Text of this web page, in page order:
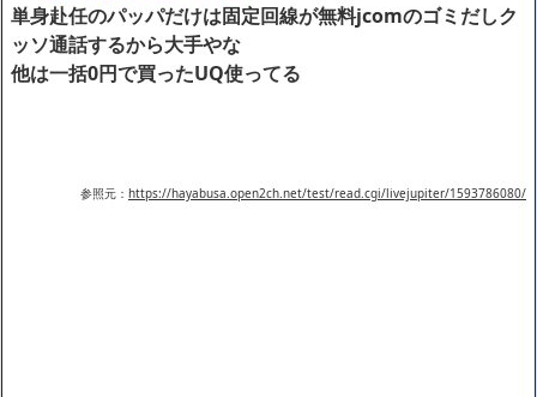
単身赴任のパッパだけは固定回線が無料jcomのゴミだしク
ッソ通話するから大手やな
他は一括0円で買ったUQ使ってる
参照元： https://hayabusa.open2ch.net/test/read.cgi/livejupiter/1593786080/